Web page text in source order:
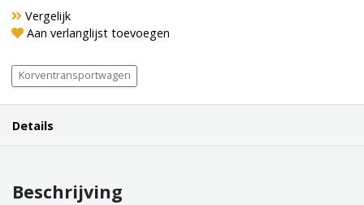
Vergelijk
Aan verlanglijst toevoegen
Korventransportwagen
Details
Beschrijving